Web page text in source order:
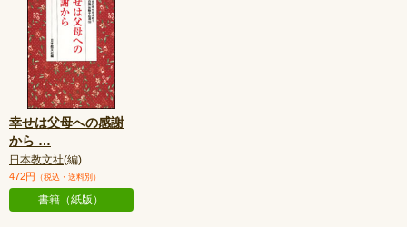
幸せは父母への感謝
から …
日本教文社(編)
472円 （税込・送料別）
書籍（紙版）